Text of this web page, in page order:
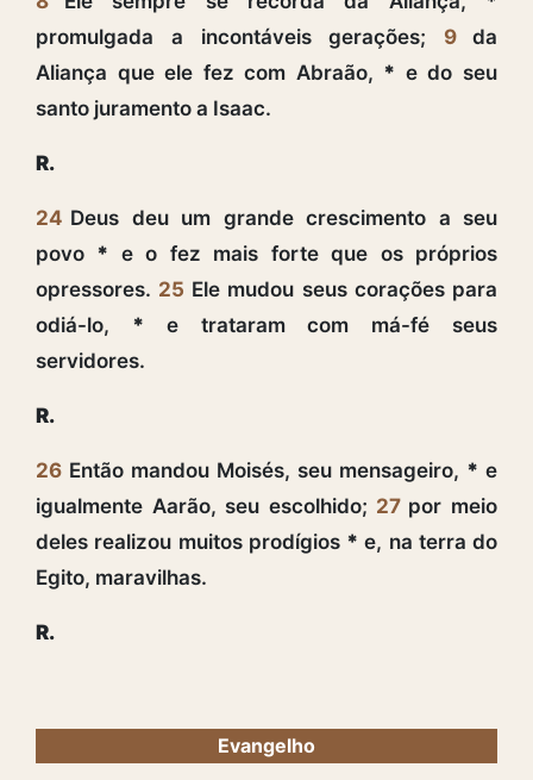
promulgada a incontáveis gerações; 9
da
Aliança que ele fez com Abraão, * e do seu
santo juramento a Isaac.
R.
24 Deus deu um grande crescimento a seu
povo * e o fez mais forte que os próprios
opressores. 25 Ele mudou seus corações para
odiá-lo,
* e trataram com má-fé seus
servidores.
R.
26 Então mandou Moisés, seu mensageiro, * e
igualmente Aarão, seu escolhido; 27 por meio
deles realizou muitos prodígios * e, na terra do
Egito, maravilhas.
R.
Evangelho